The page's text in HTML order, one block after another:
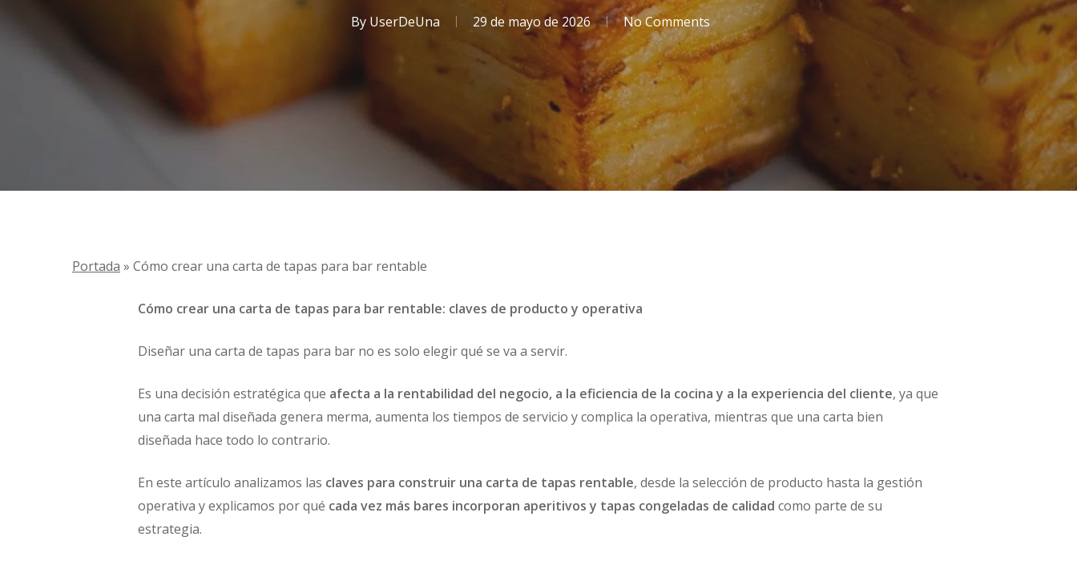
By UserDeUna 29 de mayo de 2026 No Comments
Portada » Cómo crear una carta de tapas para bar rentable
Cómo crear una carta de tapas para bar rentable: claves de producto y operativa
Diseñar una carta de tapas para bar no es solo elegir qué se va a servir.
Es una decisión estratégica que afecta a la rentabilidad del negocio, a la eficiencia de la cocina y a la experiencia del cliente, ya que
una carta mal diseñada genera merma, aumenta los tiempos de servicio y complica la operativa, mientras que una carta bien
diseñada hace todo lo contrario.
En este artículo analizamos las claves para construir una carta de tapas rentable, desde la selección de producto hasta la gestión
operativa y explicamos por qué cada vez más bares incorporan aperitivos y tapas congeladas de calidad como parte de su
estrategia.